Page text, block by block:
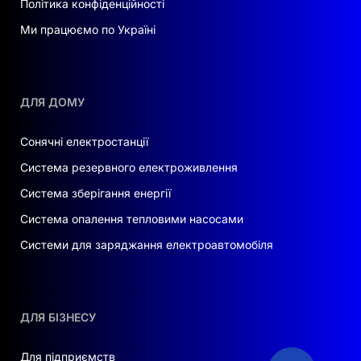
Модульна акумуляторна система Deye GB-L є
ідеальним вибором для тих, хто шукає
надійне, ефективне та адаптоване рішення для
температур і екологічності, система GB-L
Виберіть Deye для ваших потреб у накопиченні
енергії та відчуйте різницю в продуктивності
та якості.
Політика конфіденційності
Ми працюємо по Україні
ДЛЯ ДОМУ
Сонячні електростанції
Система резервного електроживлення
Система зберігання енергії
Система опалення тепловими насосами
Системи для заряджання електроавтомобіля
ДЛЯ БІЗНЕСУ
Для підприємств